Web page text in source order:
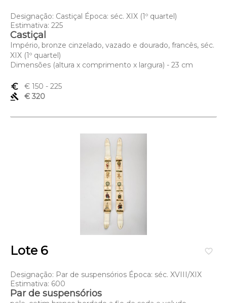
Designação: Castiçal Época: séc. XIX (1º quartel)
Estimativa: 225
Castiçal
Império, bronze cinzelado, vazado e dourado, francês, séc.
XIX (1º quartel)
Dimensões (altura x comprimento x largura) - 23 cm
euro_symbol € 150 - 225
gavel
€ 320
favorite_border
Lote 6
Designação: Par de suspensórios Época: séc. XVIII/XIX
Estimativa: 600
Par de suspensórios